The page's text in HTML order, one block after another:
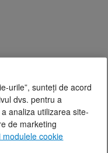
urile”, sunteți de acord
dvs. pentru a
analiza utilizarea site-
de marketing
cookie